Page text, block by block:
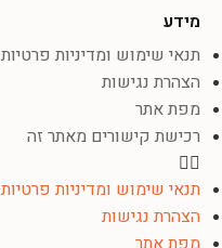
מידע
תנאי שימוש ומדיניות פרטיות
הצהרת נגישות
מפת אתר
רכישת קישורים מאתר זה
תנאי שימוש ומדיניות פרטיות
הצהרת נגישות